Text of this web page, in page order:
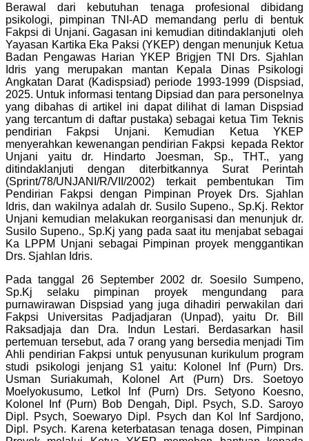
Berawal dari kebutuhan tenaga profesional dibidang
psikologi, pimpinan TNI-AD memandang perlu di bentuk
Fakpsi di Unjani. Gagasan ini kemudian ditindaklanjuti oleh
Yayasan Kartika Eka Paksi (YKEP) dengan menunjuk Ketua
Badan Pengawas Harian YKEP Brigjen TNI Drs. Sjahlan
Idris yang merupakan mantan Kepala Dinas Psikologi
Angkatan Darat (Kadispsiad) periode 1993-1999 (Dispsiad,
2025. Untuk informasi tentang Dipsiad dan para personelnya
yang dibahas di artikel ini dapat dilihat di laman Dispsiad
yang tercantum di daftar pustaka)sebagai ketua Tim Teknis
pendirian Fakpsi Unjani. Kemudian Ketua YKEP
menyerahkan kewenangan pendirian Fakpsi kepada Rektor
Unjani yaitu dr. Hindarto Joesman, Sp., THT., yang
ditindaklanjuti dengan diterbitkannya Surat Perintah
(Sprint/78/UNJANI/R/VII/2002) terkait pembentukan Tim
Pendirian Fakpsi dengan Pimpinan Proyek Drs. Sjahlan
Idris, dan wakilnya adalah dr. Susilo Supeno., Sp.Kj. Rektor
Unjani kemudian melakukan reorganisasi dan menunjuk dr.
Susilo Supeno., Sp.Kj yang pada saat itu menjabat sebagai
Ka LPPM Unjani sebagai Pimpinan proyek menggantikan
Drs. Sjahlan Idris.
Pada tanggal 26 September 2002 dr. Soesilo Sumpeno,
Sp.Kj selaku pimpinan proyek mengundang para
purnawirawan Dispsiad yang juga dihadiri perwakilan dari
Fakpsi Universitas Padjadjaran (Unpad), yaitu Dr. Bill
Raksadjaja dan Dra. Indun Lestari. Berdasarkan hasil
pertemuan tersebut, ada 7 orang yang bersedia menjadi Tim
Ahli pendirian Fakpsi untuk penyusunan kurikulum program
studi psikologi jenjang S1 yaitu: Kolonel Inf (Purn) Drs.
Usman Suriakumah, Kolonel Art (Purn) Drs. Soetoyo
Moelyokusumo, Letkol Inf (Purn) Drs. Setyono Koesno,
Kolonel Inf (Purn) Bob Dengah, Dipl. Psych, S.D. Saroyo
Dipl. Psych, Soewaryo Dipl. Psych dan Kol Inf Sardjono,
Dipl. Psych. Karena keterbatasan tenaga dosen, Pimpinan